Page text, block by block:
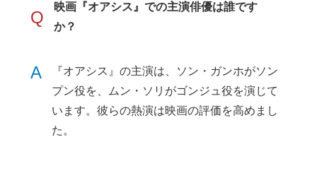
Q
映画『オアシス』での主演俳優は誰です
か？
A
『オアシス』の主演は、ソン・ガンホがソン
プン役を、ムン・ソリがゴンジュ役を演じて
います。彼らの熱演は映画の評価を高めまし
た。